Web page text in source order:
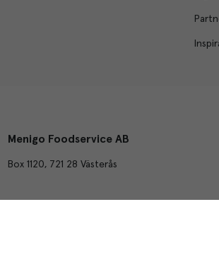
Menigo Foodservice AB
Box 1120, 721 28 Västerås